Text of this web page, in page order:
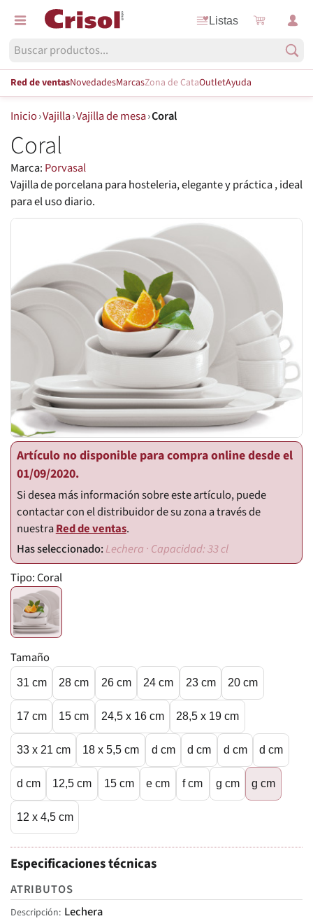
Listas
Red de ventasNovedadesMarcasZona de CataOutletAyuda
Inicio›Vajilla›Vajilla de mesa›Coral
Coral
Marca: Porvasal
Vajilla de porcelana para hosteleria, elegante y práctica , ideal
para el uso diario.
Artículo no disponible para compra online desde el
01/09/2020.
Si desea más información sobre este artículo, puede
contactar con el distribuidor de su zona a través de
nuestraRed de ventas.
Lechera · Capacidad: 33 cl
Tipo:Coral
Tamaño
31 cm 28 cm 26 cm 24 cm 23 cm 20 cm
17 cm 15 cm 24,5 x 16 cm 28,5 x 19 cm
33 x 21 cm 18 x 5,5 cm d cm d cm d cm d cm
d cm 12,5 cm 15 cm e cm f cm g cm g cm
12 x 4,5 cm
Especificaciones técnicas
ATRIBUTOS
Descripción Lechera